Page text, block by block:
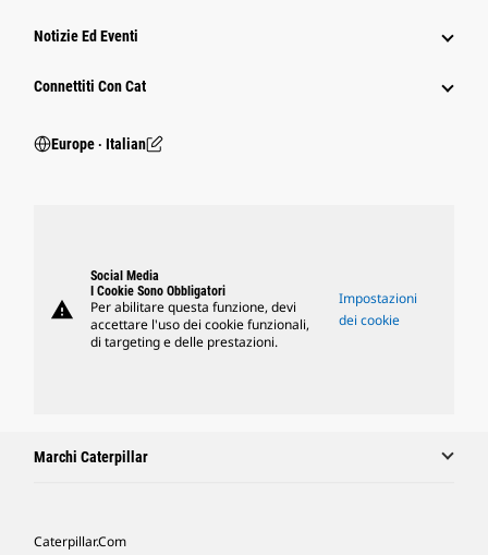
Notizie Ed Eventi
Connettiti Con Cat
Europe ‧ Italian
warning
Social Media
I Cookie Sono Obbligatori
Per abilitare questa funzione, devi
accettare l'uso dei cookie funzionali,
di targeting e delle prestazioni.
Impostazioni
dei cookie
Marchi Caterpillar
Caterpillar.com